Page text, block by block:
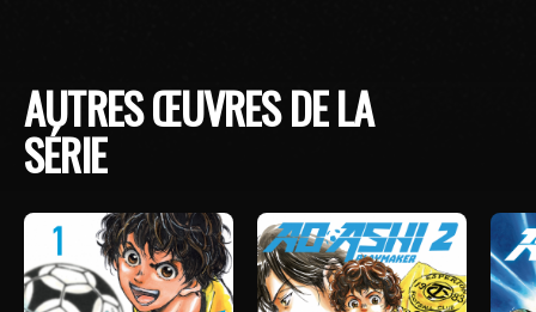
AUTRES ŒUVRES DE LA
SÉRIE